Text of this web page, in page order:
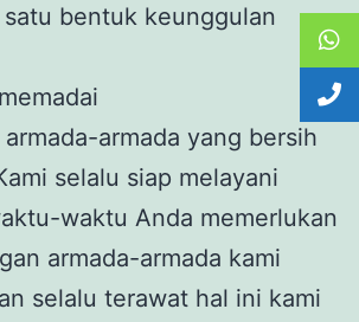
satu bentuk keunggulan
armada yang bersih
selalu siap melayani
waktu Anda memerlukan
armada-armada kami
selalu terawat hal ini kami